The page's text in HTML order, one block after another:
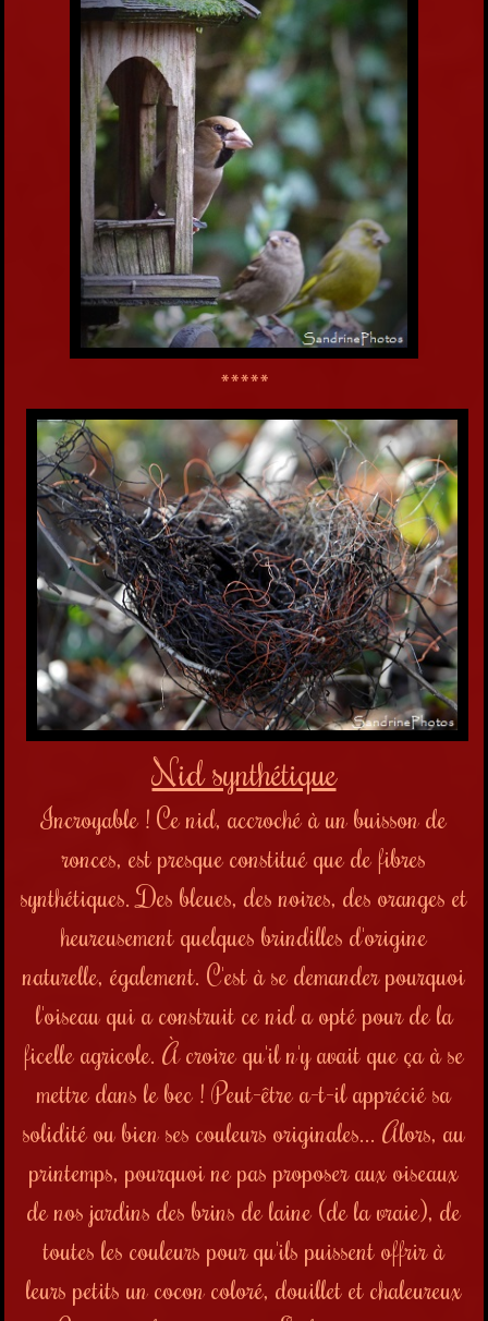
*****
Nid synthétique
Incroyable ! Ce nid, accroché à un buisson de
ronces, est presque constitué que de fibres
synthétiques. Des bleues, des noires, des oranges et
heureusement quelques brindilles d'origine
naturelle, également. C'est à se demander pourquoi
l'oiseau qui a construit ce nid a opté pour de la
ficelle agricole. À croire qu'il n'y avait que ça à se
mettre dans le bec ! Peut-être a-t-il apprécié sa
solidité ou bien ses couleurs originales... Alors, au
printemps, pourquoi ne pas proposer aux oiseaux
de nos jardins des brins de laine (de la vraie), de
toutes les couleurs pour qu'ils puissent offrir à
leurs petits un cocon coloré, douillet et chaleureux